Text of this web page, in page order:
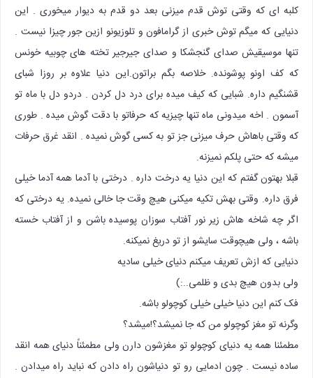
کلبه ای که وقتی توش قدم میزنی بعد دو قدم به دیوار میخوری . این
دنیایی که میگم توش خبری از گرامافون و تلوزیونو ازین جور چیزا نیست .
تنها موسیقیش صدای گنجشکا و صدای جیرجیر تخته های چوبیه خونس
که کف اونو پوشونده. خلاصه بگم براتون.این دنیا علاوه بر روزا شبای
قشنگیم داره. شبایی که کیف میده برای درد دل کردن . دردو دل با ماه تو
آسمون . اخه میدونی ماه تنها چیزیه که حرفاتو با دقت گوش میده . طوری
که وقتی باهاش حرف میزنی جز تو به کسی گوش نمیده . انقد غرق حرفات
میشه که حتی پلکم نمیزنه.
قبلا بهتون گفتم که این دنیا یه درخت داره . درختی با آدما همه آدما خیلی
فرق داره. وقتی بهش تکیه میکنی هیچ وقت جا خالی نمیده. یه درختی که
اگر چه شاخه هاش زیر نور آفتاب سوزان پوسیده باشن و از آفتاب خسته
باشه ، ولی هیچوقت سایشو از تو دریغ نمیکنه.
دنیایی که ازش تعریف میکنم دنیای خیلی سادیه
ولی بدون هیچ بدی و ظلمی..:)
فک کنم این دنیا خیلی خیلی کوچولو باشه.
وگرنه تو مغز کوچولو من که جا نمیشد؟!میشد؟
مطمئنا همه یه دنیای کوچولو تو مغزشون دارن ولی مطمئناً دنیای همه انقد
ساده نیست . چون ادمایی رو تو دنیاشون راه دادن که نباید راه میدادن .